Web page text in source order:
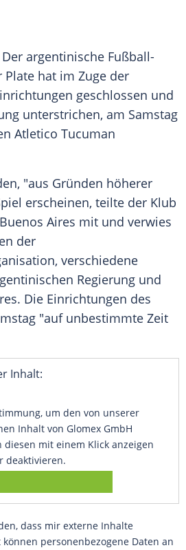
Der argentinische Fußball-
Plate hat im Zuge der
geschlossen und
unterstrichen, am Samstag
Atletico Tucuman
"aus Gründen höherer
erscheinen, teilte der Klub
Buenos Aires mit und verwies
der
, verschiedene
Regierung und
. Die Einrichtungen des
"auf unbestimmte Zeit
Inhalt:
um den von unserer
Inhalt von Glomex GmbH
diesen mit einem Klick anzeigen
deaktivieren.
dass mir externe Inhalte
personenbezogene Daten an